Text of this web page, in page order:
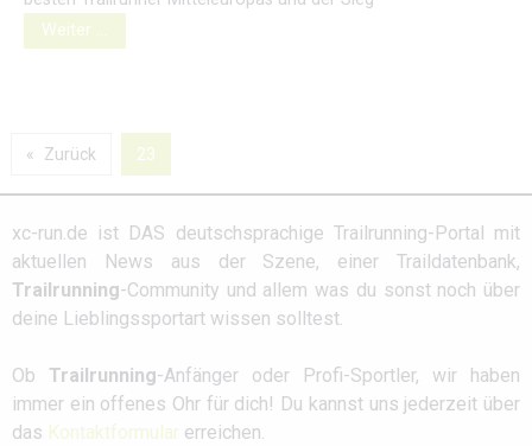
Weiter …
Zurück 23
xc-run.de ist DAS deutschsprachige Trailrunning-Portal mit
aktuellen News aus der Szene, einer Traildatenbank,
Trailrunning-Community und allem was du sonst noch über
deine Lieblingssportart wissen solltest.
Ob Trailrunning-Anfänger oder Profi-Sportler, wir haben
immer ein offenes Ohr für dich! Du kannst uns jederzeit über
das Kontaktformular erreichen.